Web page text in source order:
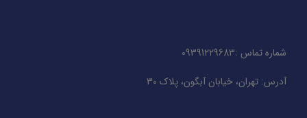
شماره تماس :09391229683
آدرس: تهران، خیابان آبگون، پلاک 30